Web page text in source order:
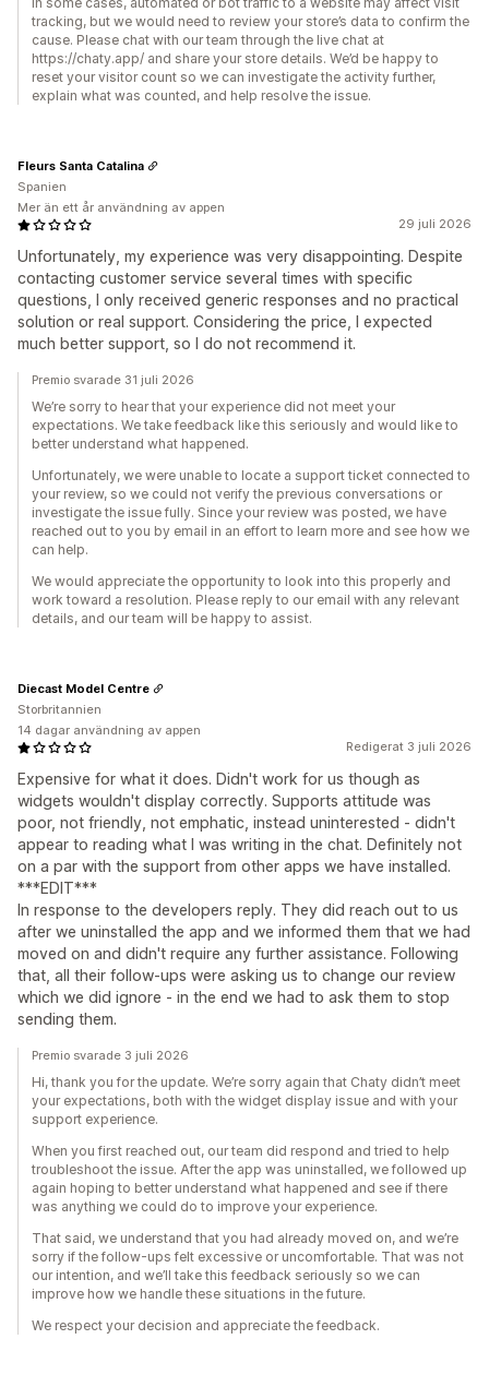
tracking, but we would need to review your store’s data to confirm the
cause. Please chat with our team through the live chat at
https://chaty.app/ and share your store details. We’d be happy to
reset your visitor count so we can investigate the activity further,
explain what was counted, and help resolve the issue.
29 juli 2026
Unfortunately, my experience was very disappointing. Despite
contacting customer service several times with specific
questions, I only received generic responses and no practical
solution or real support. Considering the price, I expected
much better support, so I do not recommend it.
Fleurs Santa Catalina
Spanien
Mer än ett år användning av appen
Premio svarade 31 juli 2026
We’re sorry to hear that your experience did not meet your
expectations. We take feedback like this seriously and would like to
better understand what happened.
Unfortunately, we were unable to locate a support ticket connected to
your review, so we could not verify the previous conversations or
investigate the issue fully. Since your review was posted, we have
reached out to you by email in an effort to learn more and see how we
can help.
We would appreciate the opportunity to look into this properly and
work toward a resolution. Please reply to our email with any relevant
details, and our team will be happy to assist.
Redigerat 3 juli 2026
Expensive for what it does. Didn't work for us though as
widgets wouldn't display correctly. Supports attitude was
poor, not friendly, not emphatic, instead uninterested - didn't
appear to reading what I was writing in the chat. Definitely not
on a par with the support from other apps we have installed.
***EDIT***
In response to the developers reply. They did reach out to us
after we uninstalled the app and we informed them that we had
moved on and didn't require any further assistance. Following
that, all their follow-ups were asking us to change our review
which we did ignore - in the end we had to ask them to stop
sending them.
Diecast Model Centre
Storbritannien
14 dagar användning av appen
Premio svarade 3 juli 2026
Hi, thank you for the update. We’re sorry again that Chaty didn’t meet
your expectations, both with the widget display issue and with your
support experience.
When you first reached out, our team did respond and tried to help
troubleshoot the issue. After the app was uninstalled, we followed up
again hoping to better understand what happened and see if there
was anything we could do to improve your experience.
That said, we understand that you had already moved on, and we’re
sorry if the follow-ups felt excessive or uncomfortable. That was not
our intention, and we’ll take this feedback seriously so we can
improve how we handle these situations in the future.
We respect your decision and appreciate the feedback.